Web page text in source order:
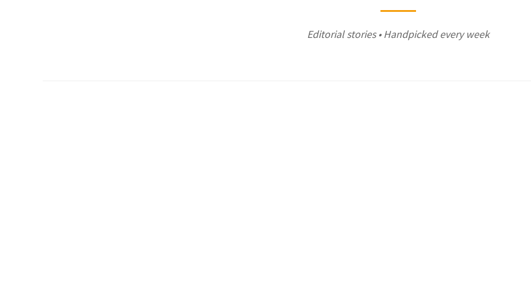
Editorial stories • Handpicked every week